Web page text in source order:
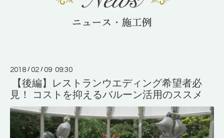
2018 /02 /09 09:30
【後編】レストランウエディング希望者必
見！ コストを抑えるバルーン活用のススメ